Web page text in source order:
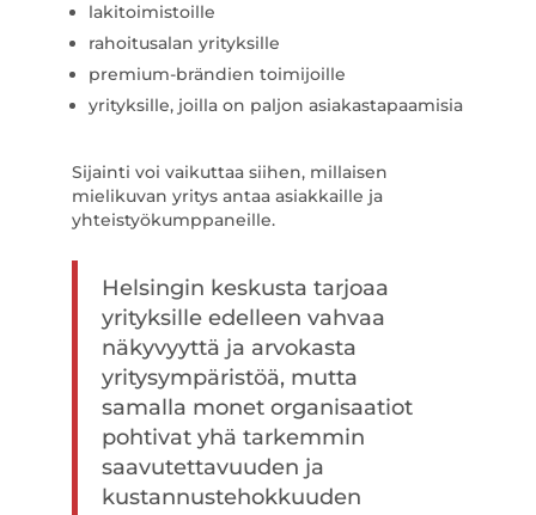
lakitoimistoille
rahoitusalan yrityksille
premium-brändien toimijoille
yrityksille, joilla on paljon asiakastapaamisia
Sijainti voi vaikuttaa siihen, millaisen
mielikuvan yritys antaa asiakkaille ja
yhteistyökumppaneille.
Helsingin keskusta tarjoaa
yrityksille edelleen vahvaa
näkyvyyttä ja arvokasta
yritysympäristöä, mutta
samalla monet organisaatiot
pohtivat yhä tarkemmin
saavutettavuuden ja
kustannustehokkuuden